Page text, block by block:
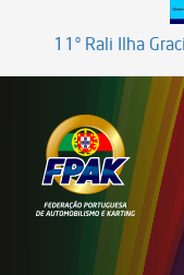
11º Rali Ilha